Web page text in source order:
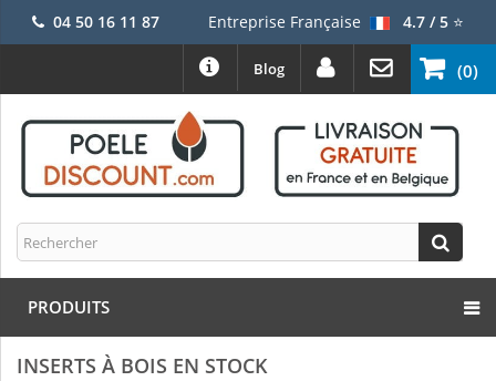
04 50 16 11 87 Entreprise Française 4.7 / 5⭐
(0)
Blog
PRODUITS
INSERTS À BOIS EN STOCK